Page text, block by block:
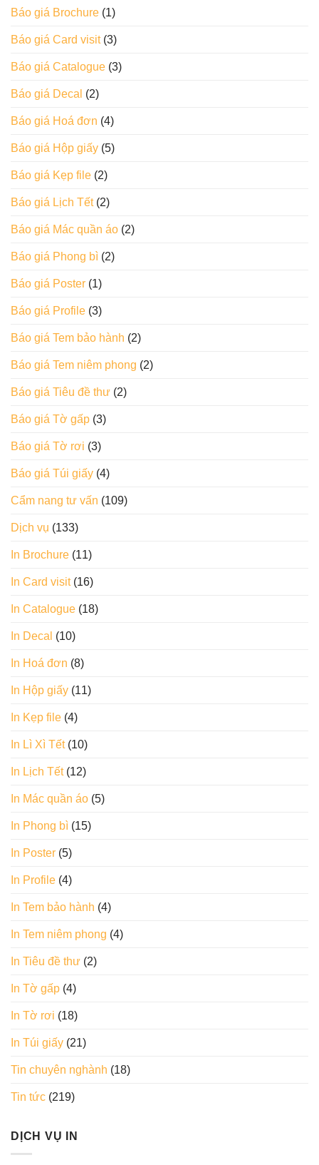
Báo giá Brochure (1)
Báo giá Card visit(3)
Báo giá Catalogue (3)
Báo giá Decal (2)
Báo giá Hoá đơn (4)
Báo giá Hộp giấy (5)
Báo giá Kẹp file (2)
Báo giá Lịch Tết(2)
Báo giá Mác quần áo (2)
Báo giá Phong bì (2)
Báo giá Poster (1)
Báo giá Profile (3)
Báo giá Tem bảo hành (2)
Báo giá Tem niêm phong (2)
Báo giá Tiêu đề thư (2)
Báo giá Tờ gấp (3)
Báo giá Tờ rơi (3)
Báo giá Túi giấy (4)
Cẩm nang tư vấn (109)
Dịch vụ (133)
In Brochure (11)
In Card visit(16)
In Catalogue (18)
In Decal (10)
In Hoá đơn (8)
In Hộp giấy (11)
In Kẹp file (4)
In Lì Xì Tết(10)
In Lịch Tết(12)
In Mác quần áo (5)
In Phong bì (15)
In Poster (5)
In Profile (4)
In Tem bảo hành (4)
In Tem niêm phong (4)
In Tiêu đề thư (2)
In Tờ gấp (4)
In Tờ rơi (18)
In Túi giấy (21)
Tin chuyên nghành (18)
Tin tức (219)
DỊCH VỤ IN